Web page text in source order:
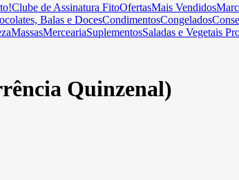
Clube de Assinatura FitoOfertasMais Vendidos
Balas e DocesCondimentosCongelados
MassasMerceariaSuplementosSaladas e Vegetais
Quinzenal)